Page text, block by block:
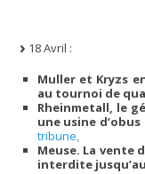
18 Avril :
Muller et Kryzs
au tournoi de
Rheinmetall, le
une usine
tribune,
Meuse. La vente
interdite